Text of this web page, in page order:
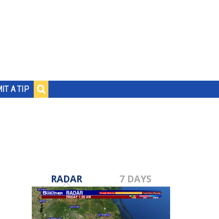
A TIP
RADAR 7 DAYS